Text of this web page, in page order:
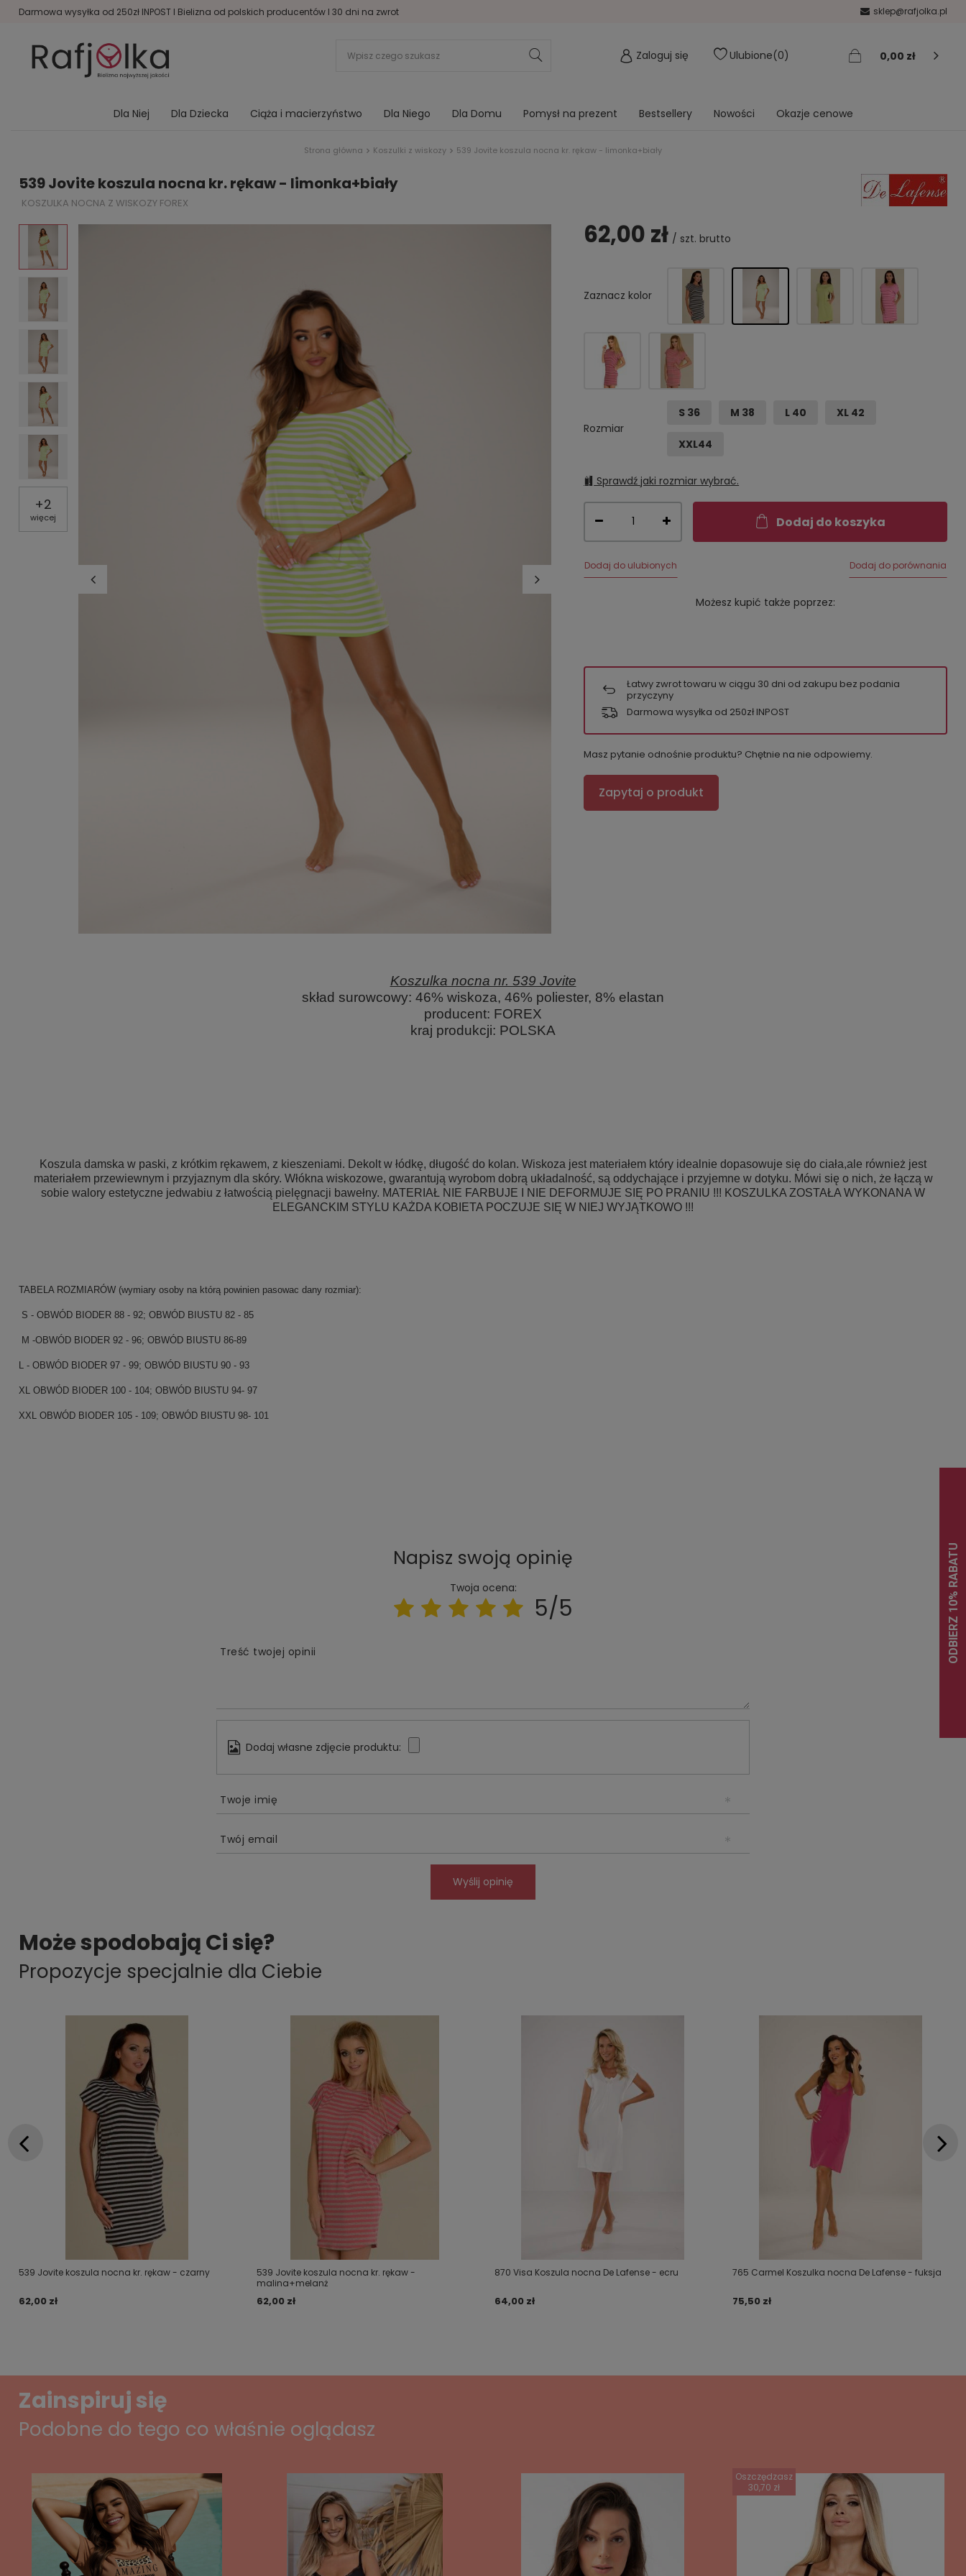
Darmowa wysyłka od 250zł INPOST I Bielizna od polskich producentów I 30 dni na zwrot sklep@rafjolka.pl
Zaloguj się Ulubione 0 0,00 zł
Dla Niej Dla Dziecka Ciąża i macierzyństwo Dla Niego Dla Domu Pomysł na prezent Bestsellery Nowości Okazje cenowe
Strona główna Koszulki z wiskozy 539 Jovite koszula nocna kr. rękaw - limonka+biały
539 Jovite koszula nocna kr. rękaw - limonka+biały
KOSZULKA NOCNA Z WISKOZY FOREX
+2
więcej
62,00 zł / szt. brutto
Zaznacz kolor
Rozmiar
S 36 M 38 L 40 XL 42
XXL44
Sprawdź jaki rozmiar wybrać.
Dodaj do koszyka
Dodaj do ulubionych Dodaj do porównania
Możesz kupić także poprzez:
Łatwy zwrot towaru w ciągu 30 dni od zakupu bez podania
przyczyny
Darmowa wysyłka od 250zł INPOST
Masz pytanie odnośnie produktu? Chętnie na nie odpowiemy.
Zapytaj o produkt
Koszulka nocna nr. 539 Jovite
skład surowcowy: 46% wiskoza, 46% poliester, 8% elastan
producent: FOREX
kraj produkcji: POLSKA
Koszula damska w paski, z krótkim rękawem, z kieszeniami. Dekolt w łódkę, długość do kolan. Wiskoza jest materiałem który idealnie dopasowuje się do ciała,ale również jest
materiałem przewiewnym i przyjaznym dla skóry. Włókna wiskozowe, gwarantują wyrobom dobrą układalność, są oddychające i przyjemne w dotyku. Mówi się o nich, że łączą w
sobie walory estetyczne jedwabiu z łatwością pielęgnacji bawełny. MATERIAŁ NIE FARBUJE I NIE DEFORMUJE SIĘ PO PRANIU !!! KOSZULKA ZOSTAŁA WYKONANA W
ELEGANCKIM STYLU KAŻDA KOBIETA POCZUJE SIĘ W NIEJ WYJĄTKOWO !!!
TABELA ROZMIARÓW (wymiary osoby na którą powinien pasowac dany rozmiar):
S - OBWÓD BIODER 88 - 92; OBWÓD BIUSTU 82 - 85
M -OBWÓD BIODER 92 - 96; OBWÓD BIUSTU 86-89
L - OBWÓD BIODER 97 - 99; OBWÓD BIUSTU 90 - 93
XL OBWÓD BIODER 100 - 104; OBWÓD BIUSTU 94- 97
XXL OBWÓD BIODER 105 - 109; OBWÓD BIUSTU 98- 101
Napisz swoją opinię
Twoja ocena:
5/5
Treść twojej opinii
Dodaj własne zdjęcie produktu:
Twoje imię
Twój email
Wyślij opinię
Może spodobają Ci się?
Propozycje specjalnie dla Ciebie
539 Jovite koszula nocna kr. rękaw - czarny
62,00 zł
539 Jovite koszula nocna kr. rękaw -
malina+melanż
62,00 zł
870 Visa Koszula nocna De Lafense - ecru
64,00 zł
765 Carmel Koszulka nocna De Lafense - fuksja
75,50 zł
Zainspiruj się
Podobne do tego co właśnie oglądasz
Oszczędzasz
30,70 zł